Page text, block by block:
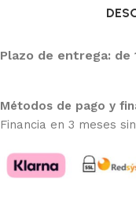
Plazo de entrega: de
Métodos de pago y
Financia en 3 meses